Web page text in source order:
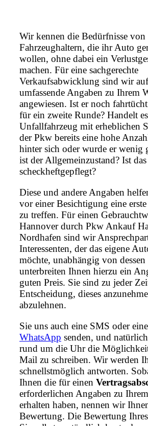
Wir kennen die Bedürfnisse von
Fahrzeughaltern, die ihr Auto
wollen, ohne dabei ein
machen. Für eine sachgerechte
Verkaufsabwicklung sind wir
umfassende Angaben zu Ihrem
angewiesen. Ist er noch
für ein zweite Runde? Handelt
Unfallfahrzeug mit erheblichen
der Pkw bereits eine hohe
hinter sich oder wurde er wenig
ist der Allgemeinzustand? Ist
scheckheftgepflegt?
Diese und andere Angaben
vor einer Besichtigung eine
zu treffen. Für einen
Hannover durch Pkw Ankauf
Nordhafen sind wir
Interessenten, der das eigene
möchte, unabhängig von
unterbreiten Ihnen hierzu ein
guten Preis. Sie sind zu jeder
Entscheidung, dieses
abzulehnen.
Sie uns auch eine SMS oder
WhatsApp senden, und
rund um die Uhr die
Mail zu schreiben. Wir werden
schnellstmöglich antworten.
Ihnen die für einen
erforderlichen Angaben zu
erhalten haben, nennen wir
Bewertung. Die Bewertung